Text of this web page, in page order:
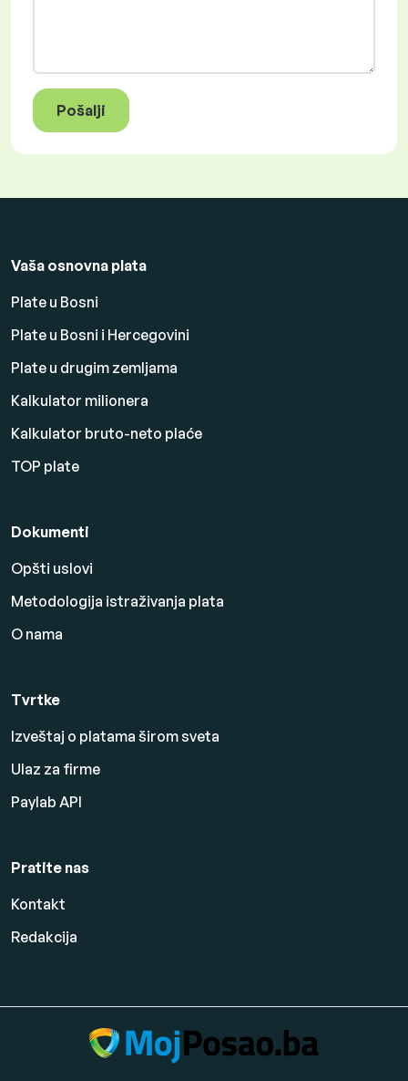
Pošalji
Vaša osnovna plata
Plate u Bosni
Plate u Bosni i Hercegovini
Plate u drugim zemljama
Kalkulator milionera
Kalkulator bruto-neto plaće
TOP plate
Dokumenti
Opšti uslovi
Metodologija istraživanja plata
O nama
Tvrtke
Izveštaj o platama širom sveta
Ulaz za firme
Paylab API
Pratite nas
Kontakt
Redakcija